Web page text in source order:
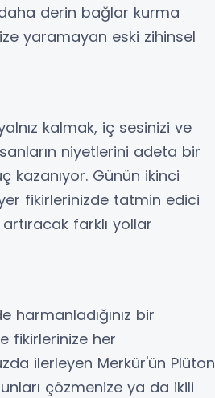
derin bağlar kurma
yaramayan eski zihinsel
kalmak, iç sesinizi ve
niyetlerini adeta bir
kazanıyor. Günün ikinci
fikirlerinizde tatmin edici
farklı yollar
harmanladığınız bir
fikirlerinize her
ilerleyen Merkür'ün Plüton
çözmenize ya da ikili